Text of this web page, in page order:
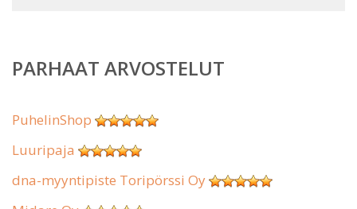
PARHAAT ARVOSTELUT
PuhelinShop
Luuripaja
dna-myyntipiste Toripörssi Oy